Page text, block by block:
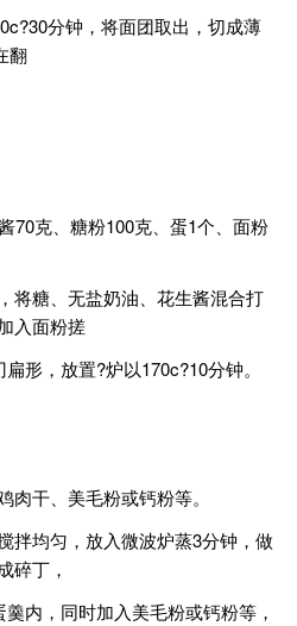
分钟，将面团取出，切成薄
翻
70克、糖粉100克、蛋1个、面粉
将糖、无盐奶油、花生酱混合打
入面粉搓
形，放置?炉以170c?10分钟。
肉干、美毛粉或钙粉等。
拌均匀，放入微波炉蒸3分钟，做
碎丁，
内，同时加入美毛粉或钙粉等，